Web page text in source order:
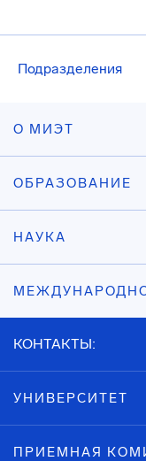
Подразделения
О МИЭТ
ОБРАЗОВАНИЕ
НАУКА
КОНТАКТЫ:
УНИВЕРСИТЕТ
ПРИЕМНАЯ